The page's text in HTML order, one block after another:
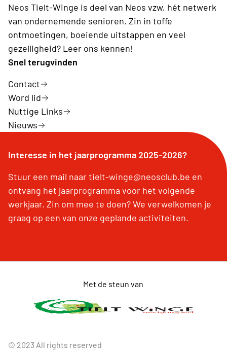
Neos Tielt-Winge is deel van Neos vzw, hét netwerk
van ondernemende senioren. Zin in toffe
ontmoetingen, boeiende uitstappen en veel
gezelligheid? Leer ons kennen!
Snel terugvinden
Contact
Word lid
Nuttige Links
Nieuws
Interesse in het jaarprogramma 2025-2026?
Stuur een mail naar tielt-winge@neosclub.be en
ontvang het jaarprogramma voor het volgende
werkjaar. Zin om mee te doen? We verwelkomen je
graag op een van onze geplande activiteiten.
Met de steun van
© 2023 All rights reserved